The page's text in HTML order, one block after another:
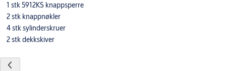
1 stk 5912KS knappsperre
2 stk knappnøkler
4 stk sylinderskruer
2 stk dekkskiver